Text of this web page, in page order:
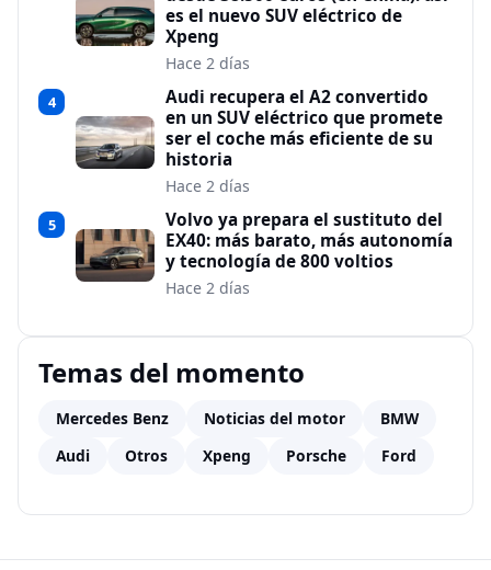
es el nuevo SUV eléctrico de
Xpeng
Hace 2 días
4
Audi recupera el A2 convertido
en un SUV eléctrico que promete
ser el coche más eficiente de su
historia
Hace 2 días
5
Volvo ya prepara el sustituto del
EX40: más barato, más autonomía
y tecnología de 800 voltios
Hace 2 días
Temas del momento
Mercedes Benz Noticias del motor
BMW
Audi
Otros Xpeng Porsche Ford